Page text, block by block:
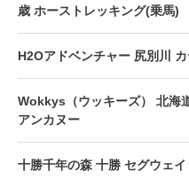
歳 ホーストレッキング(乗馬)
H2Oアドベンチャー 尻別川 カ
Wokkys（ウッキーズ） 北海
アンカヌー
十勝千年の森 十勝 セグウェイ